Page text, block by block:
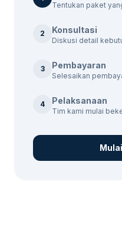
berdekatan,jasa
ukuran, desain, dan
Tentukan paket
2 Konsultasi
Diskusi detail
3 Pembayaran
Selesaikan
4 Pelaksanaan
Tim kami mulai